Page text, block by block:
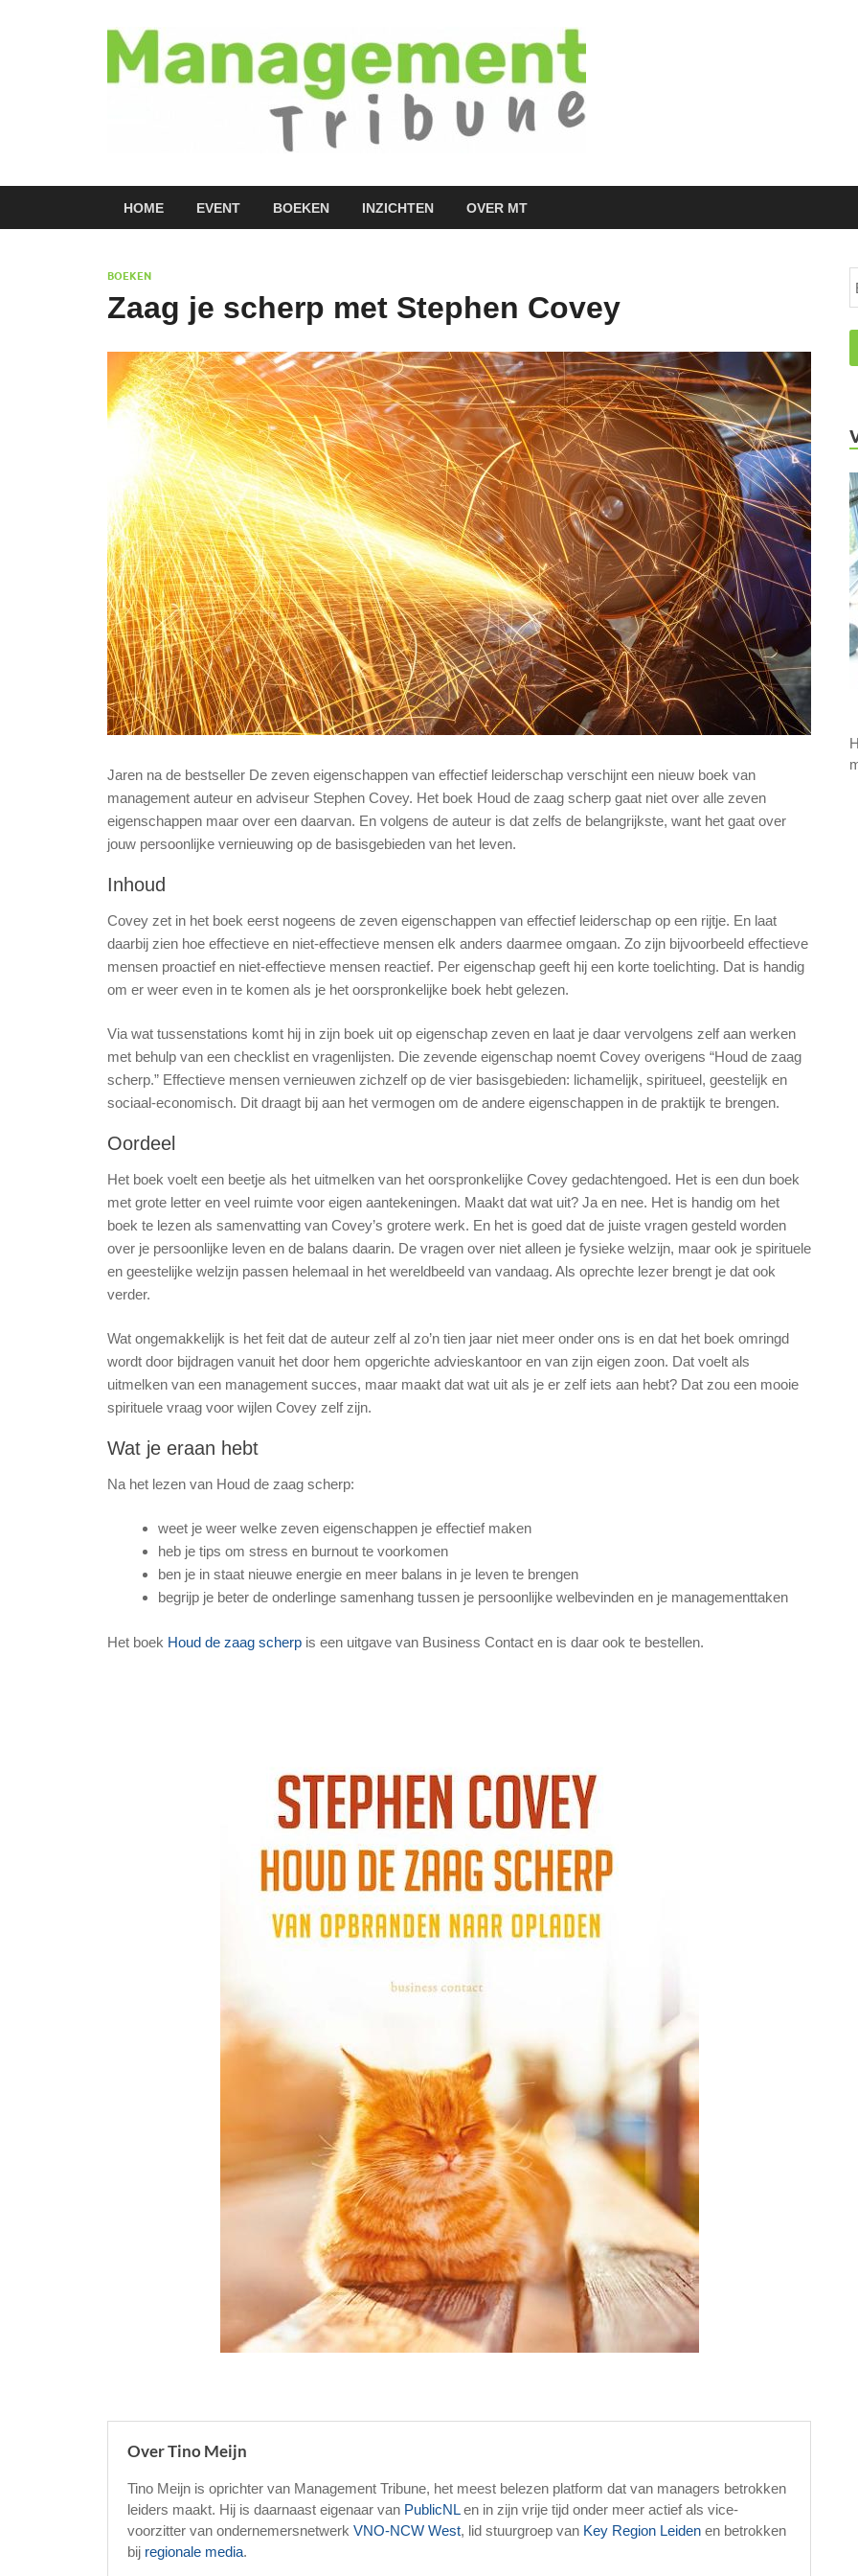
HOME EVENT BOEKEN INZICHTEN OVER MT
BOEKEN
Zaag je scherp met Stephen Covey
Jaren na de bestseller De zeven eigenschappen van effectief leiderschap verschijnt een nieuw boek van
management auteur en adviseur Stephen Covey. Het boek Houd de zaag scherp gaat niet over alle zeven
eigenschappen maar over een daarvan. En volgens de auteur is dat zelfs de belangrijkste, want het gaat over
jouw persoonlijke vernieuwing op de basisgebieden van het leven.
Inhoud
Covey zet in het boek eerst nogeens de zeven eigenschappen van effectief leiderschap op een rijtje. En laat
daarbij zien hoe effectieve en niet-effectieve mensen elk anders daarmee omgaan. Zo zijn bijvoorbeeld effectieve
mensen proactief en niet-effectieve mensen reactief. Per eigenschap geeft hij een korte toelichting. Dat is handig
om er weer even in te komen als je het oorspronkelijke boek hebt gelezen.
Via wat tussenstations komt hij in zijn boek uit op eigenschap zeven en laat je daar vervolgens zelf aan werken
met behulp van een checklist en vragenlijsten. Die zevende eigenschap noemt Covey overigens “Houd de zaag
scherp.” Effectieve mensen vernieuwen zichzelf op de vier basisgebieden: lichamelijk, spiritueel, geestelijk en
sociaal-economisch. Dit draagt bij aan het vermogen om de andere eigenschappen in de praktijk te brengen.
Oordeel
Het boek voelt een beetje als het uitmelken van het oorspronkelijke Covey gedachtengoed. Het is een dun boek
met grote letter en veel ruimte voor eigen aantekeningen. Maakt dat wat uit? Ja en nee. Het is handig om het
boek te lezen als samenvatting van Covey’s grotere werk. En het is goed dat de juiste vragen gesteld worden
over je persoonlijke leven en de balans daarin. De vragen over niet alleen je fysieke welzijn, maar ook je spirituele
en geestelijke welzijn passen helemaal in het wereldbeeld van vandaag. Als oprechte lezer brengt je dat ook
verder.
Wat ongemakkelijk is het feit dat de auteur zelf al zo’n tien jaar niet meer onder ons is en dat het boek omringd
wordt door bijdragen vanuit het door hem opgerichte advieskantoor en van zijn eigen zoon. Dat voelt als
uitmelken van een management succes, maar maakt dat wat uit als je er zelf iets aan hebt? Dat zou een mooie
spirituele vraag voor wijlen Covey zelf zijn.
Wat je eraan hebt
Na het lezen van Houd de zaag scherp:
weet je weer welke zeven eigenschappen je effectief maken
heb je tips om stress en burnout te voorkomen
ben je in staat nieuwe energie en meer balans in je leven te brengen
begrijp je beter de onderlinge samenhang tussen je persoonlijke welbevinden en je managementtaken
Het boek Houd de zaag scherp is een uitgave van Business Contact en is daar ook te bestellen.
Over Tino Meijn
Tino Meijn is oprichter van Management Tribune, het meest belezen platform dat van managers betrokken
leiders maakt. Hij is daarnaast eigenaar van PublicNLen in zijn vrije tijd onder meer actief als vice-
voorzitter van ondernemersnetwerk VNO-NCW West, lid stuurgroep van Key Region Leiden en betrokken
bij regionale media.